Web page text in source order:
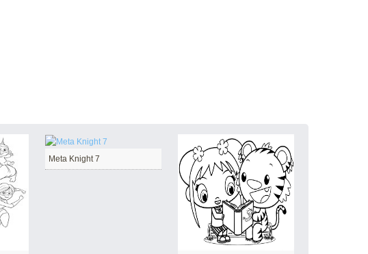
Meta Knight 7